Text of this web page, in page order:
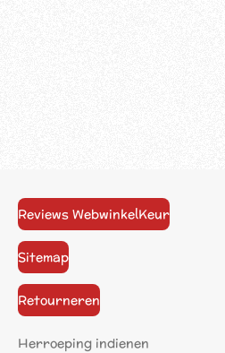
Reviews WebwinkelKeur
Sitemap
Retourneren
Herroeping indienen